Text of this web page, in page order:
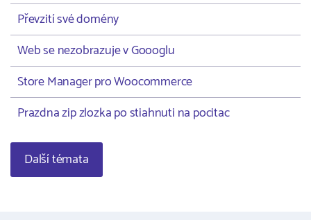
Převzití své domény
Web se nezobrazuje v Goooglu
Store Manager pro Woocommerce
Prazdna zip zlozka po stiahnuti na pocitac
Další témata